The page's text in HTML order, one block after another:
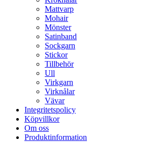
Mattvarp
Mohair
Mönster
Satinband
Sockgarn
Stickor
Tillbehör
Ull
Virkgarn
Virknålar
Vävar
Integritetspolicy
Köpvillkor
Om oss
Produktinformation